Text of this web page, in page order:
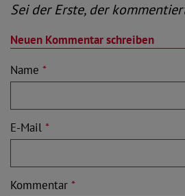
Sei der Erste, der
Neuen Kommentar schreiben
Name *
E-Mail *
Kommentar *